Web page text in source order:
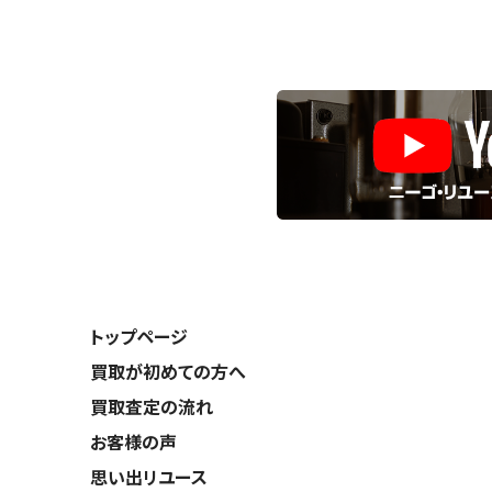
トップページ
買取が初めての方へ
買取査定の流れ
お客様の声
思い出リユース